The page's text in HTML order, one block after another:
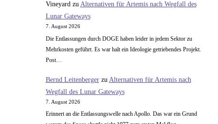
Vineyardzu Alternativen für Artemis nach Wegfall des
Lunar Gateways
7. August 2026
Die Entlassungen durch DOGE haben leider in jedem Sektor zu
Mehrkosten geführt. Es war halt ein Ideologie getriebendes Projekt.
Post…
Bernd Leitenbergerzu Alternativen für Artemis nach
Wegfall des Lunar Gateways
7. August 2026
Erinnert an die Entlassungswelle nach Apollo. Das war ein Grund